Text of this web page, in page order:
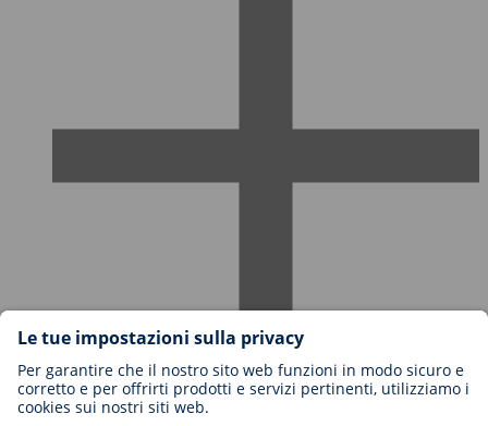
Carriere in BIOTRONIK
Livelli di carriera